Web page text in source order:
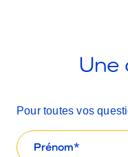
Une
Pour toutes vos
Prénom